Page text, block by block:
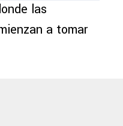
las
a tomar